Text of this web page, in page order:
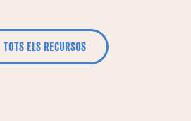
TOTS ELS RECURSOS